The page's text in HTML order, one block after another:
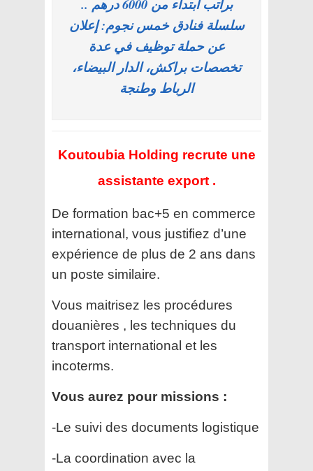
براتب ابتداء من 6000 درهم ..
سلسلة فنادق خمس نجوم: إعلان
عن حملة توظيف في عدة
تخصصات براكش، الدار البيضاء،
الرباط وطنجة
Koutoubia Holding recrute une
assistante export .
De formation bac+5 en commerce
international, vous justifiez d’une
expérience de plus de 2 ans dans
un poste similaire.
Vous maitrisez les procédures
douanières , les techniques du
transport international et les
incoterms.
Vous aurez pour missions :
-Le suivi des documents logistique
-La coordination avec la